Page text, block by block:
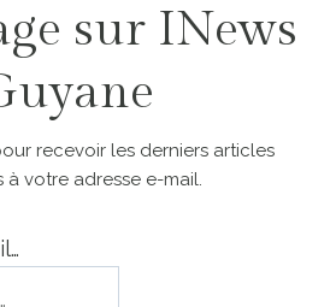
sur INews
recevoir les derniers articles
à votre adresse e-mail.